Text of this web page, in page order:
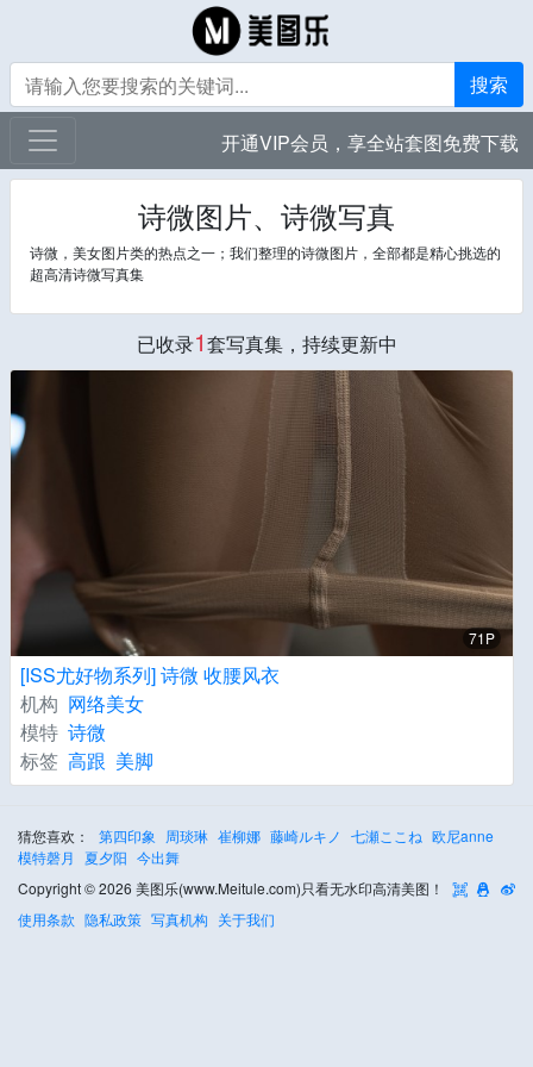
搜索
开通VIP会员，享全站套图免费下载
诗微图片、诗微写真
诗微，美女图片类的热点之一；我们整理的诗微图片，全部都是精心挑选的
超高清诗微写真集
已收录1套写真集，持续更新中
71P
[ISS尤好物系列] 诗微 收腰风衣
机构 网络美女
模特 诗微
标签 高跟 美脚
猜您喜欢： 第四印象 周琰琳 崔柳娜 藤崎ルキノ 七瀬ここね 欧尼anne
模特磬月
夏夕阳 今出舞
Copyright © 2026 美图乐(www.Meitule.com)只看无水印高清美图！
使用条款 隐私政策 写真机构 关于我们